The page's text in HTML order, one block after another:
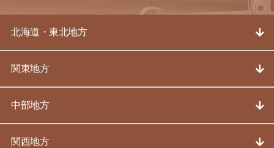
北海道・東北地方
関東地方
中部地方
関西地方